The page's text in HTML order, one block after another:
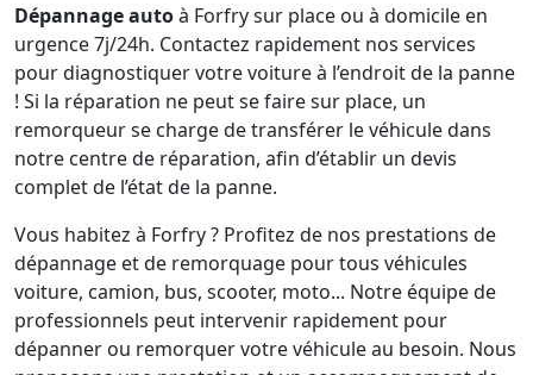
Dépannage autoà Forfry sur place ou à domicile en
urgence 7j/24h. Contactez rapidement nos services
pour diagnostiquer votre voiture à l’endroit de la panne
! Si la réparation ne peut se faire sur place, un
remorqueur se charge de transférer le véhicule dans
notre centre de réparation, afin d’établir un devis
complet de l’état de la panne.
Vous habitez à Forfry ? Profitez de nos prestations de
dépannage et de remorquage pour tous véhicules
voiture, camion, bus, scooter, moto... Notre équipe de
professionnels peut intervenir rapidement pour
dépanner ou remorquer votre véhicule au besoin. Nous